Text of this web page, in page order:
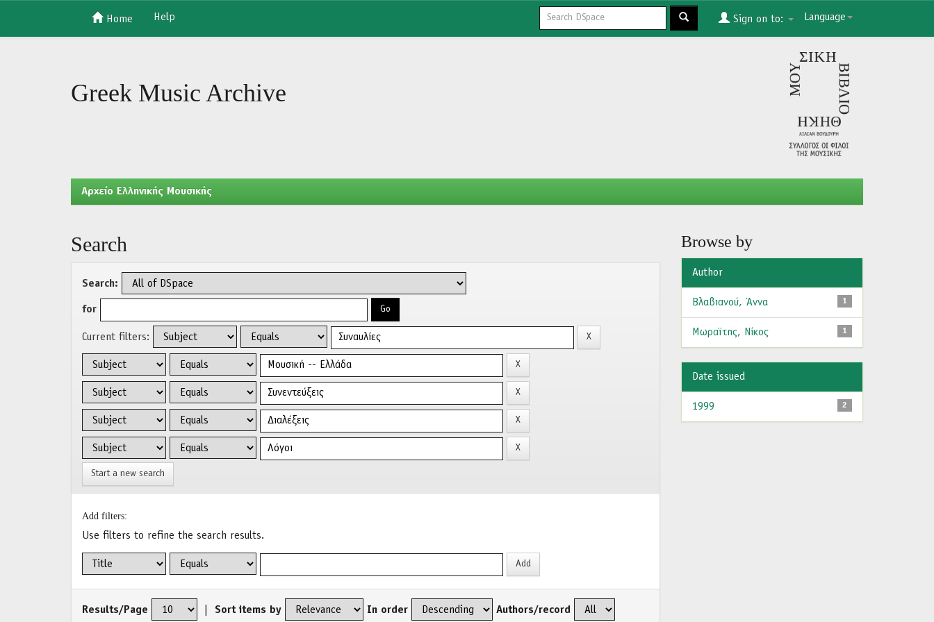
Home Help Language
Sign on to:
Greek Music Archive
Aρχείο Ελληνικής Μουσικής
Search
Search:
for
Current filters:
Start a new search
Add filters:
Use filters to refine the search results.
Results/Page Sort items by In order Authors/record
Browse by
Author
1
Βλαβιανού, Άννα
1
Μωραϊτης, Νίκος
Date issued
2
1999